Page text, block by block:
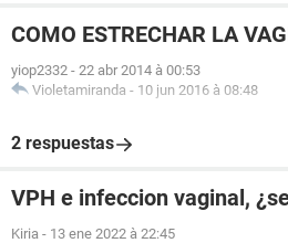
COMO ESTRECHAR LA
yiop2332 - 22 abr 2014 à 00:53
Violetamiranda - 10 jun 2016 à 08:48
2 respuestas
VPH e infeccion vaginal,
Kiria - 13 ene 2022 à 22:45